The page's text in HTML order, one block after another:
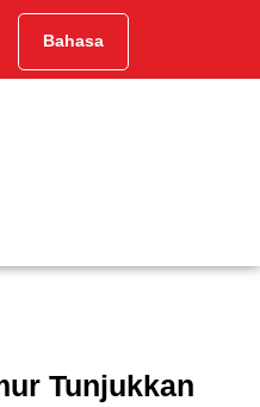
Bahasa
Tunjukkan